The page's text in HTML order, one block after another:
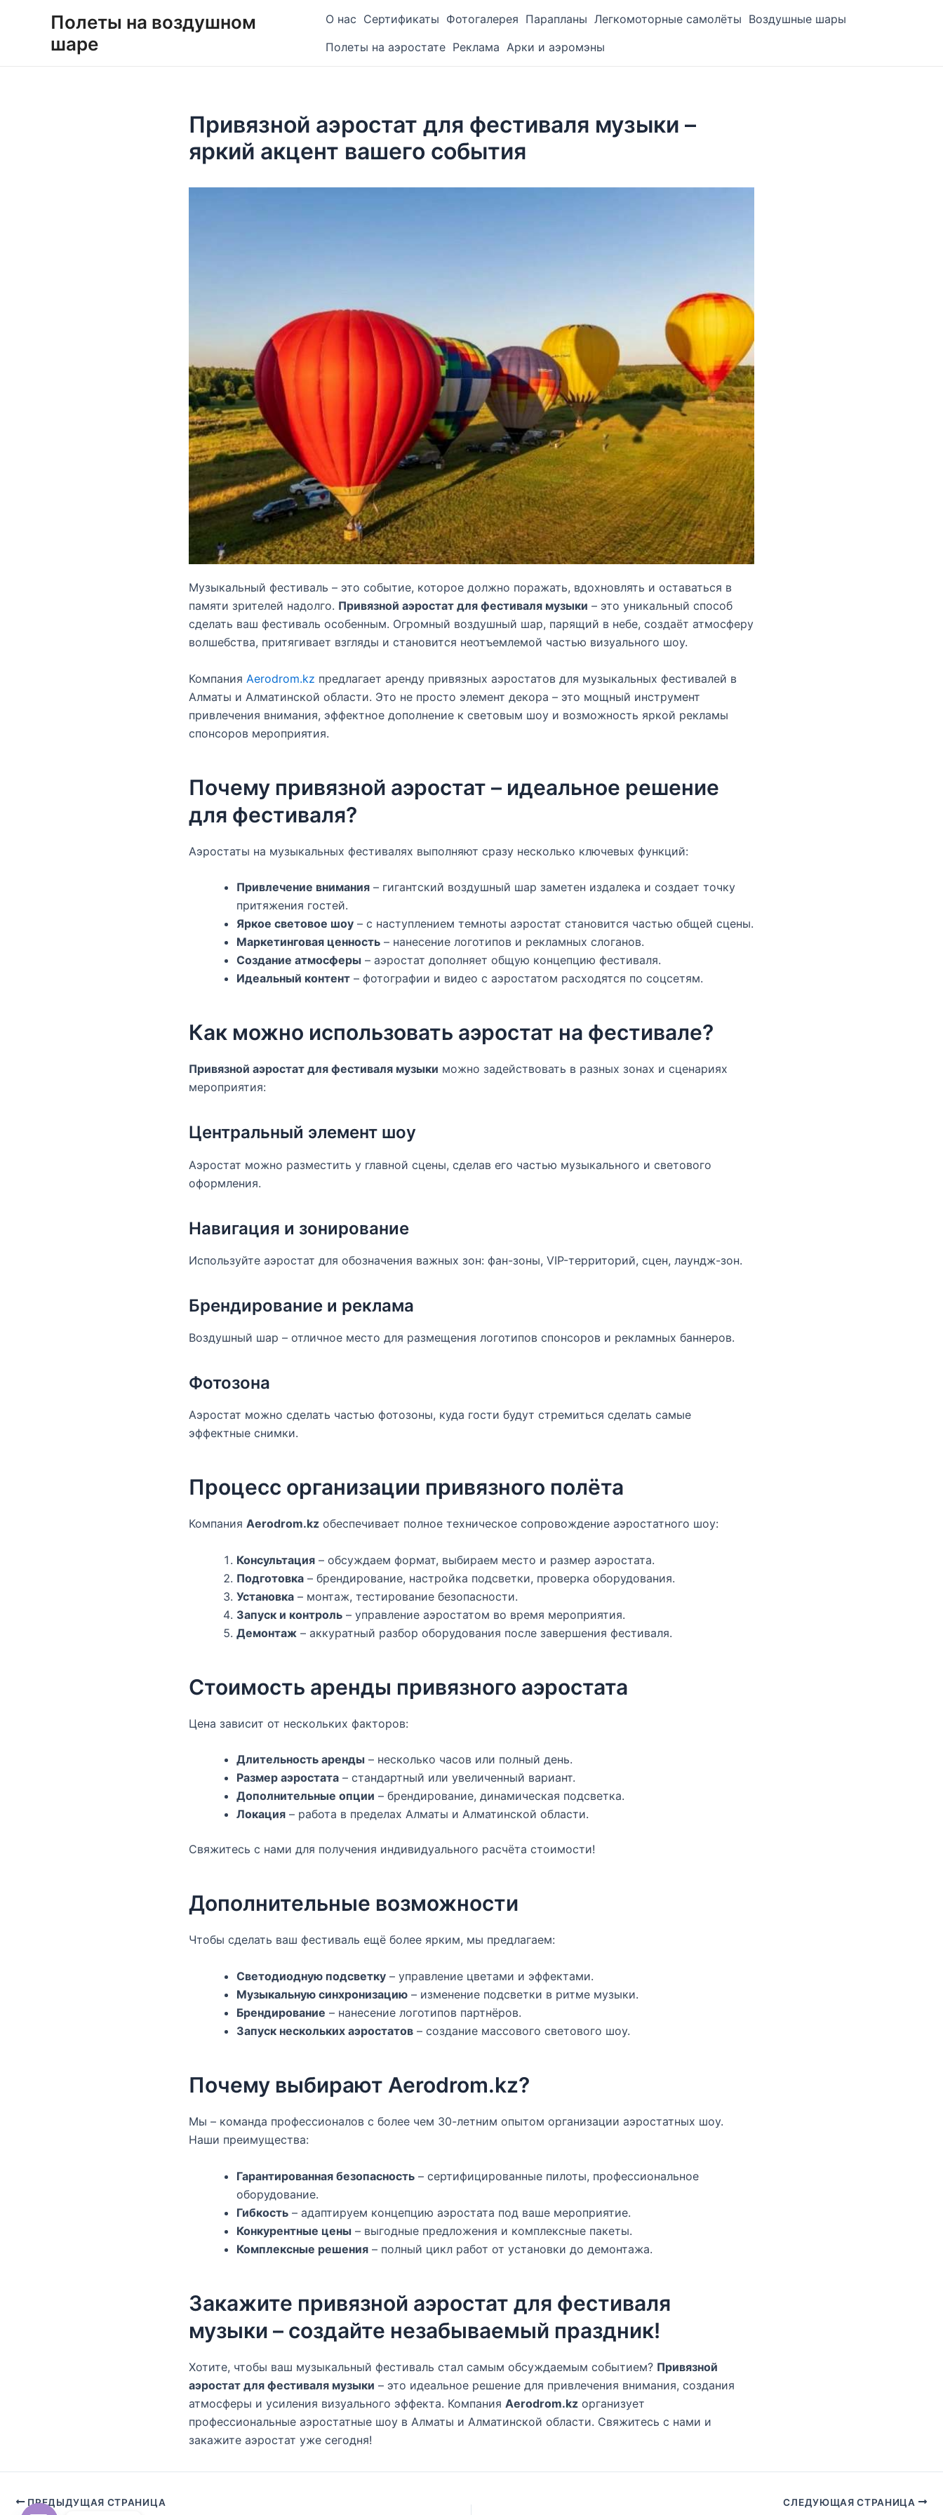
содержимому
Полеты на воздушном
шаре
О нас Сертификаты Фотогалерея Парапланы Легкомоторные самолёты Воздушные шары
Полеты на аэростате Реклама Арки и аэромэны
Привязной аэростат для фестиваля музыки –
яркий акцент вашего события
Музыкальный фестиваль – это событие, которое должно поражать, вдохновлять и оставаться в
памяти зрителей надолго. Привязной аэростат для фестиваля музыки – это уникальный способ
сделать ваш фестиваль особенным. Огромный воздушный шар, парящий в небе, создаёт атмосферу
волшебства, притягивает взгляды и становится неотъемлемой частью визуального шоу.
Компания Aerodrom.kz предлагает аренду привязных аэростатов для музыкальных фестивалей в
Алматы и Алматинской области. Это не просто элемент декора – это мощный инструмент
привлечения внимания, эффектное дополнение к световым шоу и возможность яркой рекламы
спонсоров мероприятия.
Почему привязной аэростат – идеальное решение
для фестиваля?
Аэростаты на музыкальных фестивалях выполняют сразу несколько ключевых функций:
Привлечение внимания– гигантский воздушный шар заметен издалека и создает точку
притяжения гостей.
Яркое световое шоу– с наступлением темноты аэростат становится частью общей сцены.
Маркетинговая ценность– нанесение логотипов и рекламных слоганов.
Создание атмосферы – аэростат дополняет общую концепцию фестиваля.
Идеальный контент– фотографии и видео с аэростатом расходятся по соцсетям.
Как можно использовать аэростат на фестивале?
Привязной аэростат для фестиваля музыки можно задействовать в разных зонах и сценариях
мероприятия:
Центральный элемент шоу
Аэростат можно разместить у главной сцены, сделав его частью музыкального и светового
оформления.
Навигация и зонирование
Используйте аэростат для обозначения важных зон: фан-зоны, VIP-территорий, сцен, лаундж-зон.
Брендирование и реклама
Воздушный шар – отличное место для размещения логотипов спонсоров и рекламных баннеров.
Фотозона
Аэростат можно сделать частью фотозоны, куда гости будут стремиться сделать самые
эффектные снимки.
Процесс организации привязного полёта
Компания Aerodrom.kzобеспечивает полное техническое сопровождение аэростатного шоу:
Консультация– обсуждаем формат, выбираем место и размер аэростата.
Подготовка– брендирование, настройка подсветки, проверка оборудования.
Установка– монтаж, тестирование безопасности.
Запуск и контроль– управление аэростатом во время мероприятия.
Демонтаж– аккуратный разбор оборудования после завершения фестиваля.
Стоимость аренды привязного аэростата
Цена зависит от нескольких факторов:
Длительность аренды – несколько часов или полный день.
Размер аэростата– стандартный или увеличенный вариант.
Дополнительные опции – брендирование, динамическая подсветка.
Локация– работа в пределах Алматы и Алматинской области.
Свяжитесь с нами для получения индивидуального расчёта стоимости!
Дополнительные возможности
Чтобы сделать ваш фестиваль ещё более ярким, мы предлагаем:
Светодиодную подсветку– управление цветами и эффектами.
Музыкальную синхронизацию– изменение подсветки в ритме музыки.
Брендирование – нанесение логотипов партнёров.
Запуск нескольких аэростатов– создание массового светового шоу.
Почему выбирают Aerodrom.kz?
Мы – команда профессионалов с более чем 30-летним опытом организации аэростатных шоу.
Наши преимущества:
Гарантированная безопасность– сертифицированные пилоты, профессиональное
оборудование.
Гибкость– адаптируем концепцию аэростата под ваше мероприятие.
Конкурентные цены – выгодные предложения и комплексные пакеты.
Комплексные решения– полный цикл работ от установки до демонтажа.
Закажите привязной аэростат для фестиваля
музыки – создайте незабываемый праздник!
Хотите, чтобы ваш музыкальный фестиваль стал самым обсуждаемым событием? Привязной
аэростат для фестиваля музыки – это идеальное решение для привлечения внимания, создания
атмосферы и усиления визуального эффекта. Компания Aerodrom.kzорганизует
профессиональные аэростатные шоу в Алматы и Алматинской области. Свяжитесь с нами и
закажите аэростат уже сегодня!
записям
ПРЕДЫДУЩАЯ СТРАНИЦА СЛЕДУЮЩАЯ СТРАНИЦА